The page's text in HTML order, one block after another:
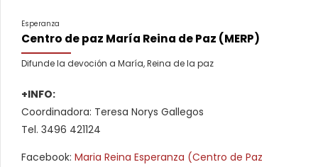
Esperanza
Centro de paz María Reina de Paz (MERP)
Difunde la devoción a María, Reina de la paz
+INFO:
Coordinadora: Teresa Norys Gallegos
Tel. 3496 421124
Facebook: Maria Reina Esperanza (Centro de Paz